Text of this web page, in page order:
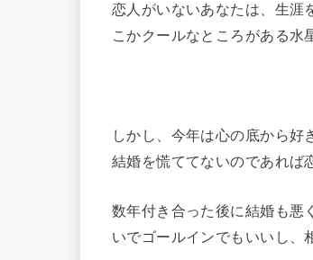
恋人がいないあなたは、生涯
こかクールなところがある水
しかし、今年は心の底から好
結婚を慌ててないのであれば
数年付き合った後に結婚も悪
いでゴールインでもいいし、